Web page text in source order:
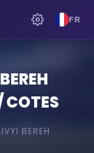
FR
COTES
BEREH